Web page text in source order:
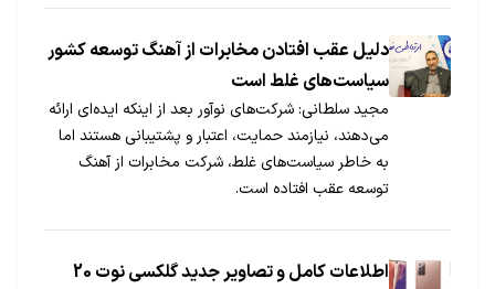
دلیل عقب افتادن مخابرات از آهنگ توسعه کشور
سیاست‌های غلط است
مجید سلطانی: شرکت‌های نوآور بعد از اینکه ایده‌ای ارائه
می‌دهند، نیازمند حمایت، اعتبار و پشتیبانی هستند اما
به خاطر سیاست‌های غلط، شرکت مخابرات از آهنگ
توسعه عقب افتاده است.
اطلاعات کامل و تصاویر جدید گلکسی نوت 20